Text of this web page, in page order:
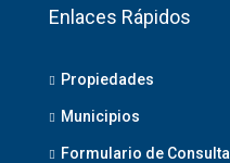
Enlaces Rápidos
Propiedades
Municipios
Formulario de Consulta